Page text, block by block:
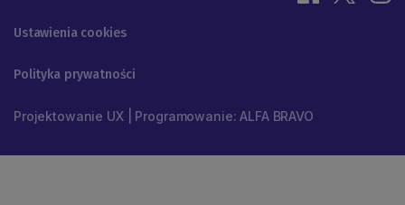
Ustawienia cookies
Polityka prywatności
Projektowanie UX | Programowanie: ALFA BRAVO